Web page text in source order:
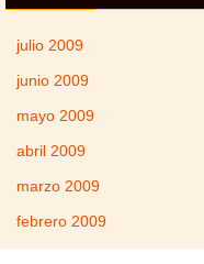
julio 2009
junio 2009
mayo 2009
abril 2009
marzo 2009
febrero 2009